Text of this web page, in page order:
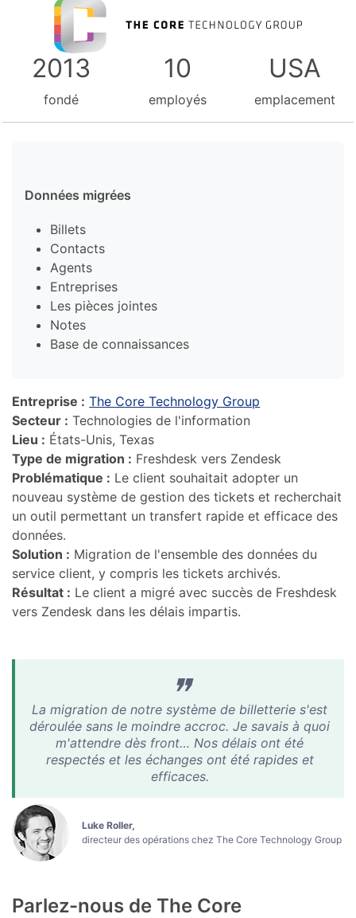
2013
fondé
10
employés
USA
emplacement
Données migrées
Billets
Contacts
Agents
Entreprises
Les pièces jointes
Notes
Base de connaissances
Entreprise : The Core Technology Group
Secteur : Technologies de l'information
Lieu : États-Unis, Texas
Type de migration : Freshdesk vers Zendesk
Problématique : Le client souhaitait adopter un
nouveau système de gestion des tickets et recherchait
un outil permettant un transfert rapide et efficace des
données.
Solution : Migration de l'ensemble des données du
service client, y compris les tickets archivés.
Résultat : Le client a migré avec succès de Freshdesk
vers Zendesk dans les délais impartis.
La migration de notre système de billetterie s'est
déroulée sans le moindre accroc. Je savais à quoi
m'attendre dès front… Nos délais ont été
respectés et les échanges ont été rapides et
efficaces.
Luke Roller,
directeur des opérations chez The Core Technology Group
Parlez-nous de The Core